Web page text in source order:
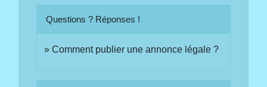
Questions ? Réponses !
Comment publier une annonce légale ?